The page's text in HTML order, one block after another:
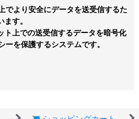
でより安全にデータを送受信するた
す。
ト上での送受信するデータを暗号化
ーを保護するシステムです。